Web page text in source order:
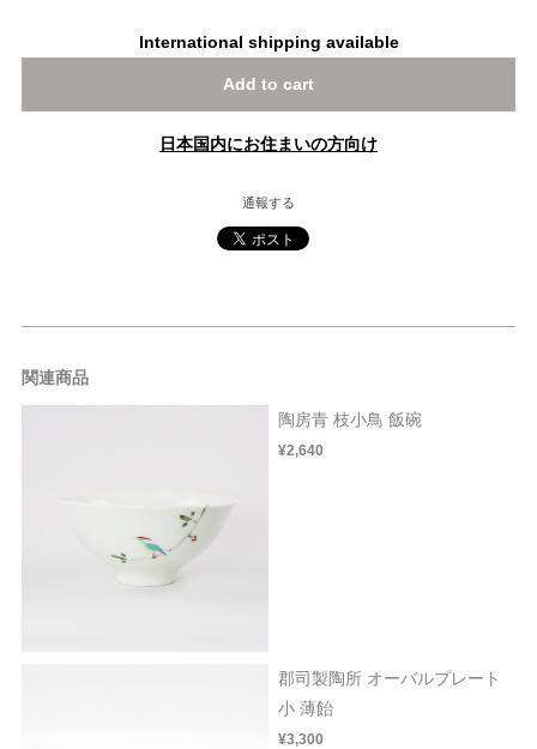
International shipping available
Add to cart
日本国内にお住まいの方向け
通報する
関連商品
陶房青 枝小鳥 飯碗
¥2,640
郡司製陶所 オーバルプレート
小 薄飴
¥3,300